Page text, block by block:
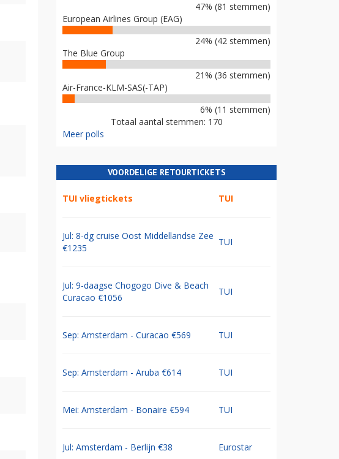
47% (81 stemmen)
European Airlines Group (EAG)
24% (42 stemmen)
The Blue Group
21% (36 stemmen)
Air-France-KLM-SAS(-TAP)
6% (11 stemmen)
Totaal aantal stemmen: 170
Meer polls
VOORDELIGE RETOURTICKETS
TUI vliegtickets TUI
Jul: 8-dg cruise Oost Middellandse Zee
€1235
TUI
Jul: 9-daagse Chogogo Dive & Beach
Curacao €1056
TUI
Sep: Amsterdam - Curacao €569 TUI
Sep: Amsterdam - Aruba €614 TUI
Mei: Amsterdam - Bonaire €594 TUI
Jul: Amsterdam - Berlijn €38 Eurostar